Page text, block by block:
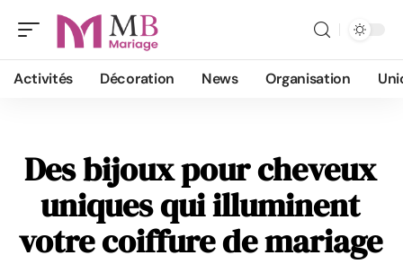
Activités Décoration News Organisation
Des bijoux pour cheveux
uniques qui illuminent
votre coiffure de mariage